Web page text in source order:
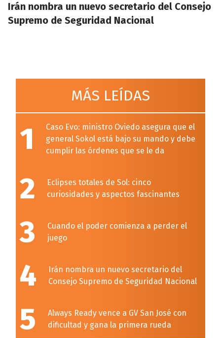
Irán nombra un nuevo secretario del Consejo
Supremo de Seguridad Nacional
MÁS LEÍDAS
1
Caso Evo: ministro Oviedo asegura que el
general Sokol está bajo su mando y debe
cumplir las órdenes que se le da
2
Eclipses totales de Sol: cinco
curiosidades y aspectos fascinantes
3
Cuando el poder comienza a perder el
juego
4
Irán nombra un nuevo secretario del
Consejo Supremo de Seguridad Nacional
5
Always Ready vence a GV San José con
dificultad y gana la primera rueda